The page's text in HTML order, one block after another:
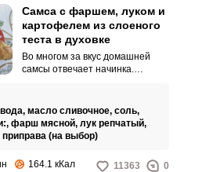
Самса с фаршем, луком и
картофелем из слоеного
теста в духовке
Во многом за вкус домашней
самсы отвечает начинка.
пикантный лук.
вода, масло сливочное, соль,
фарш мясной, лук репчатый,
приправа (на выбор)
164.1 кКал 11363 0